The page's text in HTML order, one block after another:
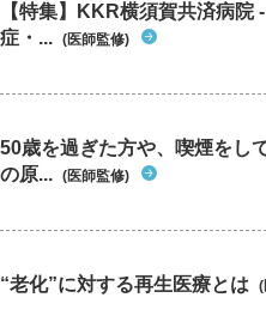
【特集】KKR横須賀共済病
症・... (医師監修)
50歳を過ぎた方や、喫煙をし
の原... (医師監修)
“老化”に対する再生医療とは (